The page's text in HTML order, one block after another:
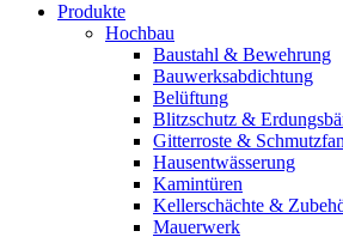
Produkte
Hochbau
Baustahl & Bewehrung
Bauwerksabdichtung
Belüftung
Blitzschutz &
Gitterroste &
Hausentwässerung
Kamintüren
Kellerschächte &
Mauerwerk